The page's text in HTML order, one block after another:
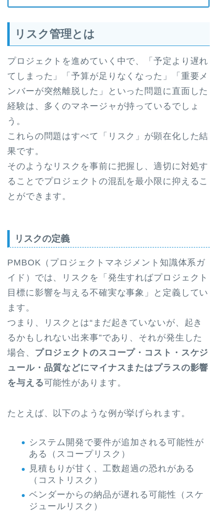
リスク管理とは
プロジェクトを進めていく中で、「予定より遅れ
てしまった」「予算が足りなくなった」「重要メ
ンバーが突然離脱した」といった問題に直面した
経験は、多くのマネージャが持っているでしょ
う。
これらの問題はすべて「リスク」が顕在化した結
果です。
そのようなリスクを事前に把握し、適切に対処す
ることでプロジェクトの混乱を最小限に抑えるこ
とができます。
リスクの定義
PMBOK（プロジェクトマネジメント知識体系ガ
イド）では、リスクを「発生すればプロジェクト
目標に影響を与える不確実な事象」と定義してい
ます。
つまり、リスクとは“まだ起きていないが、起き
るかもしれない出来事”であり、それが発生した
場合、 プロジェクトのスコープ・コスト・スケジ
ュール・品質などにマイナスまたはプラスの影響
を与える可能性があります。
たとえば、以下のような例が挙げられます。
システム開発で要件が追加される可能性が
ある（スコープリスク）
見積もりが甘く、工数超過の恐れがある
（コストリスク）
ベンダーからの納品が遅れる可能性（スケ
ジュールリスク）